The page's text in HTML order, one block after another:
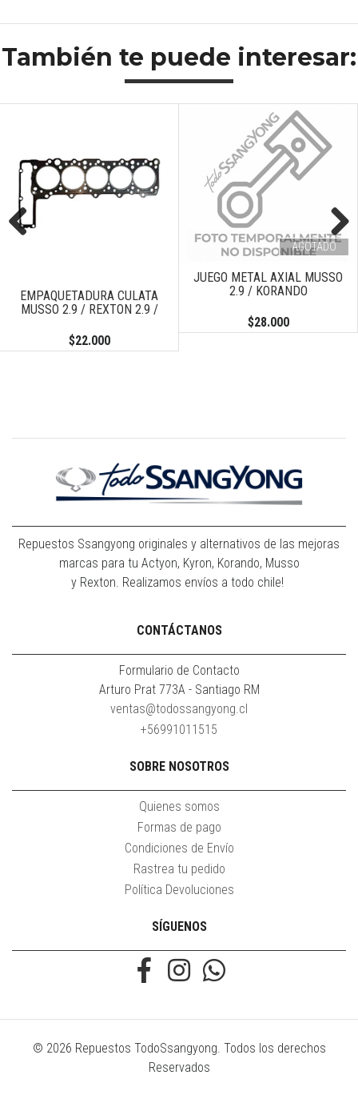
También te puede interesar:
EMPAQUETADURA CULATA
MUSSO 2.9 / REXTON 2.9 /
$22.000
AGOTADO
JUEGO METAL AXIAL MUSSO
2.9 / KORANDO
$28.000
Repuestos Ssangyong originales y alternativos de las mejoras
marcas para tu Actyon, Kyron, Korando, Musso
y Rexton. Realizamos envíos a todo chile!
CONTÁCTANOS
Formulario de Contacto
Arturo Prat 773A - Santiago RM
ventas@todossangyong.cl
+56991011515
SOBRE NOSOTROS
Quienes somos
Formas de pago
Condiciones de Envío
Rastrea tu pedido
Política Devoluciones
SÍGUENOS
© 2026 Repuestos TodoSsangyong. Todos los derechos
Reservados